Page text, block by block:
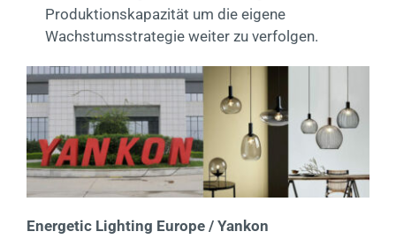
Produktionskapazität um die eigene
Wachstumsstrategie weiter zu verfolgen.
Energetic Lighting Europe / Yankon